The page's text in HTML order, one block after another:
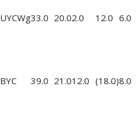
UYCWg33.0 20.02.0 12.0 6.0
BYC
39.0 21.012.0 (18.0)8.0